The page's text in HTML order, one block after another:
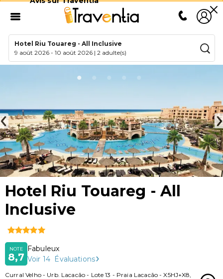
Hotel Riu Touareg - All Inclusive
9 août 2026 -10 août 2026 |2 adulte(s)
Hotel Riu Touareg - All
Inclusive
NOTE
8,7
Fabuleux
Voir 14 Évaluations
Curral Velho- Urb. Lacacão - Lote 13 - Praia Lacacão-X5HJ+X8,